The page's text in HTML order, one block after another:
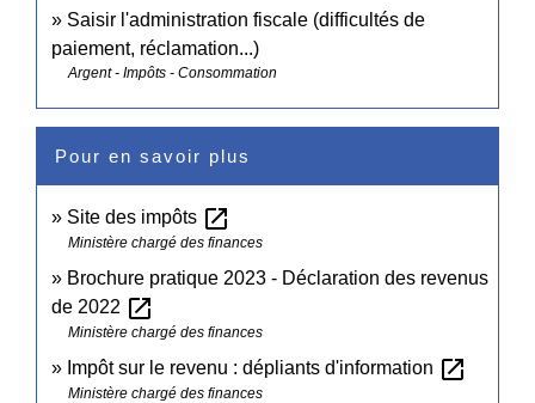
Saisir l'administration fiscale (difficultés de
paiement, réclamation...)
Argent - Impôts - Consommation
Pour en savoir plus
Site des impôts open_in_new
Ministère chargé des finances
Brochure pratique 2023 - Déclaration des revenus
de 2022 open_in_new
Ministère chargé des finances
Impôt sur le revenu : dépliants d'information open_in_new
Ministère chargé des finances